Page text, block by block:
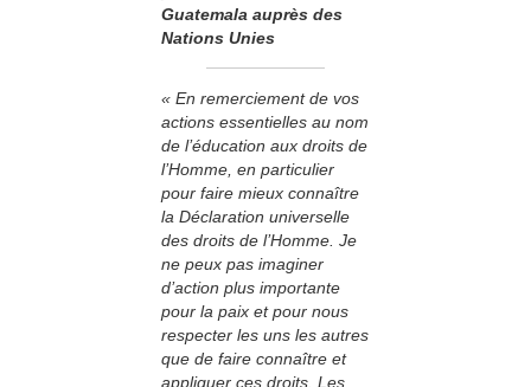
Guatemala auprès des
Nations Unies
« En remerciement de vos
actions essentielles au nom
de l’éducation aux droits de
l’Homme, en particulier
pour faire mieux connaître
la Déclaration universelle
des droits de l’Homme. Je
ne peux pas imaginer
d’action plus importante
pour la paix et pour nous
respecter les uns les autres
que de faire connaître et
appliquer ces droits. Les